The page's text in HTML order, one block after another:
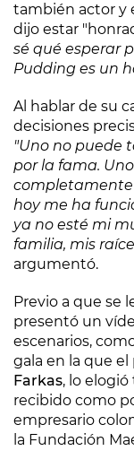
también actor y
dijo estar
sé qué esperar
Pudding es un
Al hablar de su
decisiones
"Uno no puede
por la fama.
completamente
hoy me ha
ya no esté mi
familia, mis
argumentó.
Previo a que se
presentó un
escenarios,
gala en la que
Farkas, lo
recibido como
empresario
la Fundación